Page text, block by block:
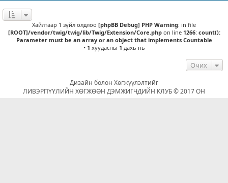
Хайлтаар 1 зүйл олдлоо [phpBB Debug] PHP Warning: in file
[ROOT]/vendor/twig/twig/lib/Twig/Extension/Core.phpon line 1266: count():
Parameter must be an array or an object that implements Countable
• 1 хуудасны 1 дахь нь
Очих
Дизайн болон Хөгжүүлэлтийг
ЛИВЭРПҮҮЛИЙН ХӨГЖӨӨН ДЭМЖИГЧДИЙН КЛУБ © 2017 ОН